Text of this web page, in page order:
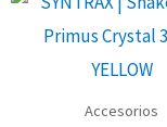
Accesorios